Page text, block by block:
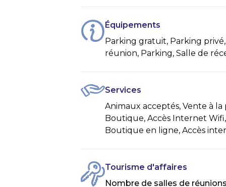
Équipements
Parking gratuit, Parking
réunion, Parking, Salle de
Services
Animaux acceptés, Vente à
Boutique, Accès Internet
Boutique en ligne, Accès
Tourisme d'affaires
Nombre de salles de